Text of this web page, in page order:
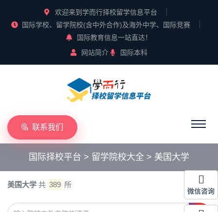
欢迎来到学而行择校留学信息平台
国际学校、留学院校(含中外合作)及海外中学、国际竞赛
国际教育信息一站直达！
网站简介
国际本科
联系我们
国际择校平台 > 留学院校大全 > 美国大学
美国大学 共 389 所
微信咨询